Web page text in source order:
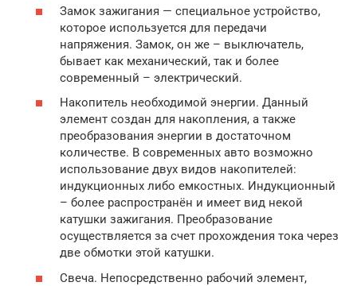
Замок зажигания — специальное устройство,
которое используется для передачи
напряжения. Замок, он же – выключатель,
бывает как механический, так и более
современный – электрический.
Накопитель необходимой энергии. Данный
элемент создан для накопления, а также
преобразования энергии в достаточном
количестве. В современных авто возможно
использование двух видов накопителей:
индукционных либо емкостных. Индукционный
– более распространён и имеет вид некой
катушки зажигания. Преобразование
осуществляется за счет прохождения тока через
две обмотки этой катушки.
Свеча. Непосредственно рабочий элемент,